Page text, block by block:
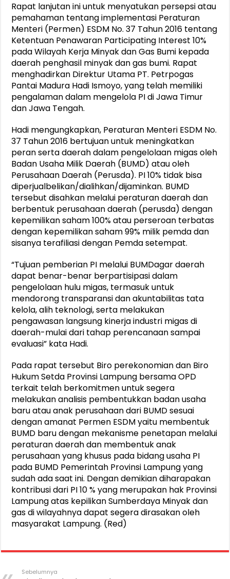
Rapat lanjutan ini untuk menyatukan persepsi atau
pemahaman tentang implementasi Peraturan
Menteri (Permen) ESDM No. 37 Tahun 2016 tentang
Ketentuan Penawaran Participating Interest 10%
pada Wilayah Kerja Minyak dan Gas Bumi kepada
daerah penghasil minyak dan gas bumi. Rapat
menghadirkan Direktur Utama PT. Petrpogas
Pantai Madura Hadi Ismoyo, yang telah memiliki
pengalaman dalam mengelola PI di Jawa Timur
dan Jawa Tengah.
Hadi mengungkapkan, Peraturan Menteri ESDM No.
37 Tahun 2016 bertujuan untuk meningkatkan
peran serta daerah dalam pengelolaan migas oleh
Badan Usaha Milik Daerah (BUMD) atau oleh
Perusahaan Daerah (Perusda). PI 10% tidak bisa
diperjualbelikan/dialihkan/dijaminkan. BUMD
tersebut disahkan melalui peraturan daerah dan
berbentuk perusahaan daerah (perusda) dengan
kepemilikan saham 100% atau perseroan terbatas
dengan kepemilikan saham 99% milik pemda dan
sisanya terafiliasi dengan Pemda setempat.
“Tujuan pemberian PI melalui BUMDagar daerah
dapat benar-benar berpartisipasi dalam
pengelolaan hulu migas, termasuk untuk
mendorong transparansi dan akuntabilitas tata
kelola, alih teknologi, serta melakukan
pengawasan langsung kinerja industri migas di
daerah-mulai dari tahap perencanaan sampai
evaluasi” kata Hadi.
Pada rapat tersebut Biro perekonomian dan Biro
Hukum Setda Provinsi Lampung bersama OPD
terkait telah berkomitmen untuk segera
melakukan analisis pembentukkan badan usaha
baru atau anak perusahaan dari BUMD sesuai
dengan amanat Permen ESDM yaitu membentuk
BUMD baru dengan mekanisme penetapan melalui
peraturan daerah dan membentuk anak
perusahaan yang khusus pada bidang usaha PI
pada BUMD Pemerintah Provinsi Lampung yang
sudah ada saat ini. Dengan demikian diharapakan
kontribusi dari PI 10 % yang merupakan hak Provinsi
Lampung atas kepilikan Sumberdaya Minyak dan
gas di wilayahnya dapat segera dirasakan oleh
masyarakat Lampung. (Red)
Sebelumnya